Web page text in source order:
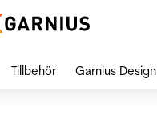
Tillbehör Garnius Design